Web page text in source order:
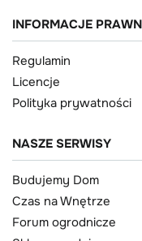
INFORMACJE
Regulamin
Licencje
Polityka prywatności
NASZE SERWISY
Budujemy Dom
Czas na Wnętrze
Forum ogrodnicze